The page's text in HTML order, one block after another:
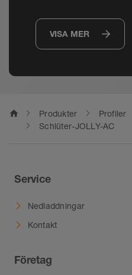
VISA MER
home Produkter Profiler
Schlüter-JOLLY-AC
Service
Nedladdningar
Kontakt
Företag